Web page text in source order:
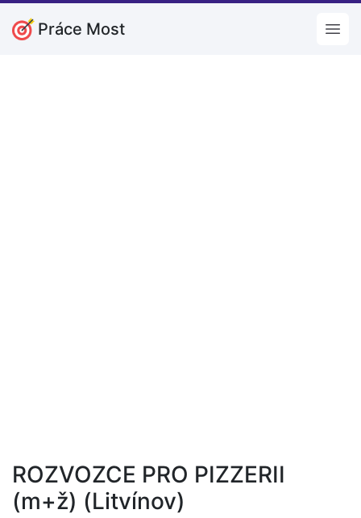
Práce Most
ROZVOZCE PRO PIZZERII
(m+ž) (Litvínov)